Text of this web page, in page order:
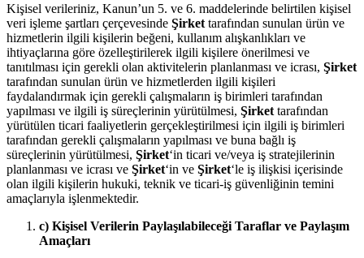
Kişisel verileriniz, Kanun’un 5. ve 6. maddelerinde belirtilen kişisel
veri işleme şartları çerçevesinde Şirket tarafından sunulan ürün ve
hizmetlerin ilgili kişilerin beğeni, kullanım alışkanlıkları ve
ihtiyaçlarına göre özelleştirilerek ilgili kişilere önerilmesi ve
tanıtılması için gerekli olan aktivitelerin planlanması ve icrası, Şirket
tarafından sunulan ürün ve hizmetlerden ilgili kişileri
faydalandırmak için gerekli çalışmaların iş birimleri tarafından
yapılması ve ilgili iş süreçlerinin yürütülmesi, Şirket tarafından
yürütülen ticari faaliyetlerin gerçekleştirilmesi için ilgili iş birimleri
tarafından gerekli çalışmaların yapılması ve buna bağlı iş
süreçlerinin yürütülmesi, Şirket‘in ticari ve/veya iş stratejilerinin
planlanması ve icrası ve Şirket‘in ve Şirket‘le iş ilişkisi içerisinde
olan ilgili kişilerin hukuki, teknik ve ticari-iş güvenliğinin temini
amaçlarıyla işlenmektedir.
c) Kişisel Verilerin Paylaşılabileceği Taraflar ve Paylaşım
Amaçları